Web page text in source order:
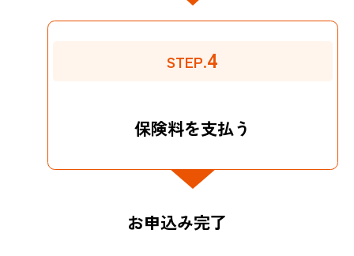
STEP.4
保険料を支払う
お申込み完了